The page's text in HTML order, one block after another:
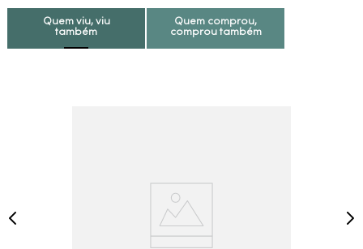
Quem viu, viu
também
Quem comprou,
comprou também